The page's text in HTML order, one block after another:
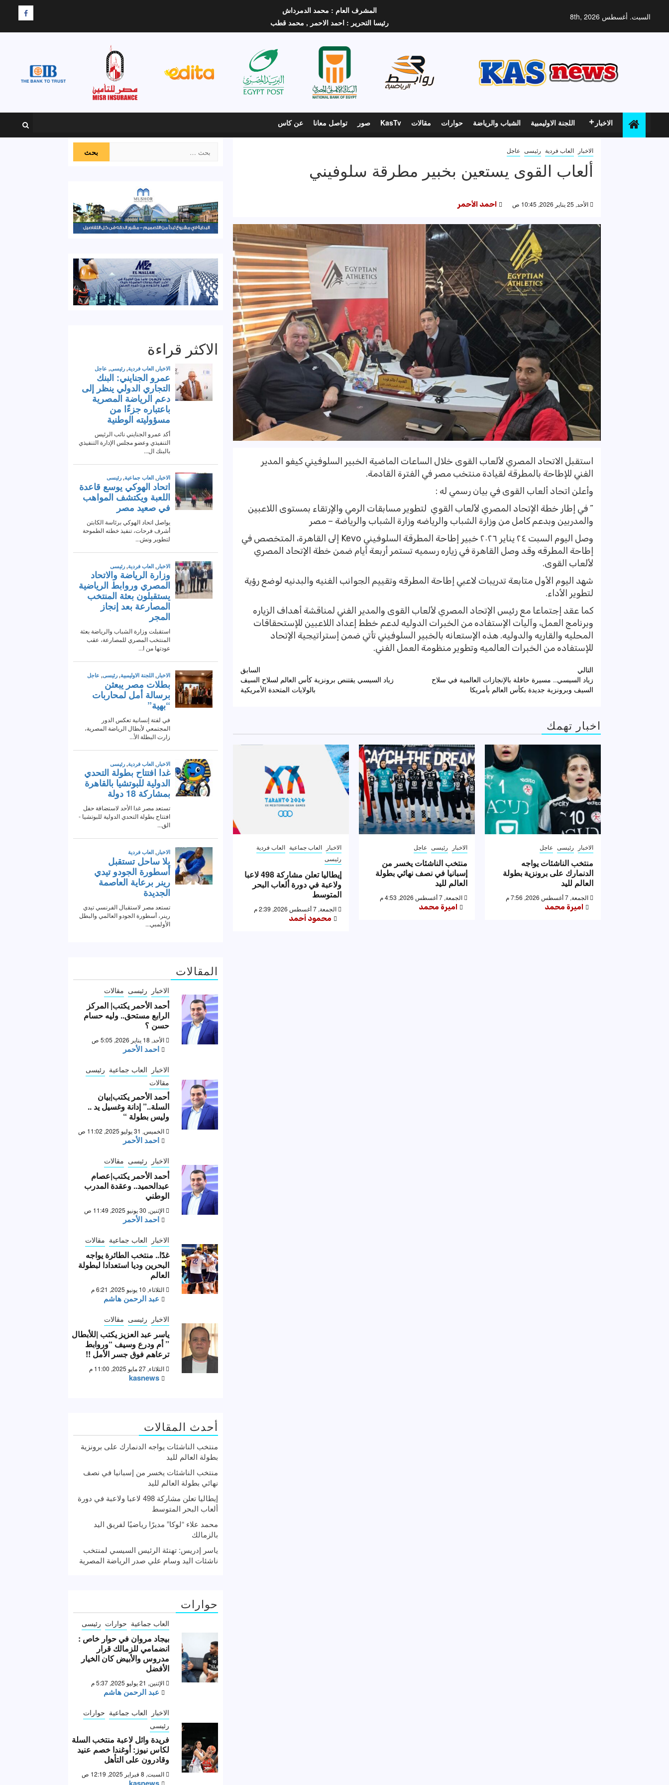
السبت. أغسطس 8th, 2026
المشرف العام : محمد الدمرداش
رئيسا التحرير : احمد الاحمر , محمد قطب
F
الاخبار اللجنة الاوليمبية الشباب والرياضة حوارات مقالات KasTv صور تواصل معانا عن كاس
الاخبار العاب فردية رئيسى عاجل
ألعاب القوى يستعين بخبير مطرقة سلوفيني
الأحد, 25 يناير 2026, 10:45 ص احمد الأحمر
استقبل الاتحاد المصري لألعاب القوى خلال الساعات الماضية الخبير السلوفيني كيفو المدير
الفني للإطاحة بالمطرقة لقيادة منتخب مصر في الفترة القادمة.
وأعلن اتحاد ألعاب القوى في بيان رسمي له :
” في إطار خطة الإتحاد المصري لألعاب القوي لتطوير مسابقات الرمي والإرتقاء بمستوى اللاعبين
والمدربين وبدعم كامل من وزارة الشباب والرياضه وزارة الشباب والرياضة – مصر
وصل اليوم السبت ٢٤ يناير ٢٠٢٦ خبير إطاحة المطرقة السلوفيني Kevo إلى القاهرة، المتخصص في
إطاحة المطرقه وقد وصل القاهرة في زياره رسميه تستمر أربعة أيام ضمن خطة الإتحاد المصري
لألعاب القوى.
شهد اليوم الأول متابعة تدريبات لاعبي إطاحة المطرقه وتقييم الجوانب الفنيه والبدنيه لوضع رؤية
لتطوير الأداء.
كما عقد إجتماعا مع رئيس الإتحاد المصري لألعاب القوى والمدير الفني لمناقشة أهداف الزياره
وبرنامج العمل، وآليات الإستفاده من الخبرات الدوليه لدعم خطط إعداد اللاعبين للإستحقاقات
المحليه والقاريه والدوليه. هذه الإستعانه بالخبير السلوفيني تأتي ضمن إستراتيجية الإتحاد
للإستفاده من الخبرات العالميه وتطوير منظومة العمل الفني.
تصفّح
المقالات
السابق
زياد السيسي يقتنص برونزية كأس العالم لسلاح السيف
بالولايات المتحدة الأمريكية
التالي
زياد السيسي.. مسيرة حافلة بالإنجازات العالمية في سلاح
السيف وبرونزية جديدة بكأس العالم بأمريكا
اخبار تهمك
الاخبار رئيسى عاجل
منتخب الناشئات يواجه
الدنمارك على برونزية بطولة
العالم لليد
الجمعة, 7 أغسطس 2026, 7:56 م
اميرة محمد
الاخبار رئيسى عاجل
منتخب الناشئات يخسر من
إسبانيا في نصف نهائي بطولة
العالم لليد
الجمعة, 7 أغسطس 2026, 4:53 م
اميرة محمد
الاخبار العاب جماعية العاب فردية
رئيسى
إيطاليا تعلن مشاركة 498 لاعبا
ولاعبة في دورة ألعاب البحر
المتوسط
الجمعة, 7 أغسطس 2026, 2:39 م
محمود أحمد
عن:
الاكثر قراءة
المقالات
الاخبار رئيسى مقالات
أحمد الأحمر يكتب| المركز
الرابع مستحق.. وليه حسام
حسن ؟
الأحد, 18 يناير 2026, 5:05 ص
احمد الأحمر
الاخبار العاب جماعية رئيسى
مقالات
أحمد الأحمر يكتب|بيان
السلة..” إدانة وغسيل يد ..
وليس بطولة “
الخميس, 31 يوليو 2025, 11:02 ص
احمد الأحمر
الاخبار رئيسى مقالات
أحمد الأحمر يكتب|عصام
عبدالحميد.. وعقدة المدرب
الوطني
الإثنين, 30 يونيو 2025, 11:49 ص
احمد الأحمر
الاخبار العاب جماعية مقالات
غدًا.. منتخب الطائرة يواجه
البحرين وديا استعدادا لبطولة
العالم
الثلاثاء, 10 يونيو 2025, 6:21 م
عبد الرحمن هاشم
الاخبار رئيسى مقالات
ياسر عبد العزيز يكتب |للأبطال
” أم ودرع وسيف “وروابط
ترعاهم فوق جسر الأمل !!
الثلاثاء, 27 مايو 2025, 11:00 م
kasnews
أحدث المقالات
منتخب الناشئات يواجه الدنمارك على برونزية
بطولة العالم لليد
منتخب الناشئات يخسر من إسبانيا في نصف
نهائي بطولة العالم لليد
إيطاليا تعلن مشاركة 498 لاعبا ولاعبة في دورة
ألعاب البحر المتوسط
محمد علاء “لوكا” مديرًا رياضيًا لفريق اليد
بالزمالك
ياسر إدريس: تهنئة الرئيس السيسي لمنتخب
ناشئات اليد وسام علي صدر الرياضة المصرية
حوارات
العاب جماعية حوارات رئيسى
بيجاد مروان في حوار خاص :
انضمامي للزمالك قرار
مدروس والأبيض كان الخيار
الأفضل
الإثنين, 21 يوليو 2025, 5:37 م
عبد الرحمن هاشم
الاخبار العاب جماعية حوارات
رئيسى
فريدة وائل لاعبة منتخب السلة
لكاس نيوز: أوغندا خصم عنيد
وقادرون على التأهل
السبت, 8 فبراير 2025, 12:19 ص